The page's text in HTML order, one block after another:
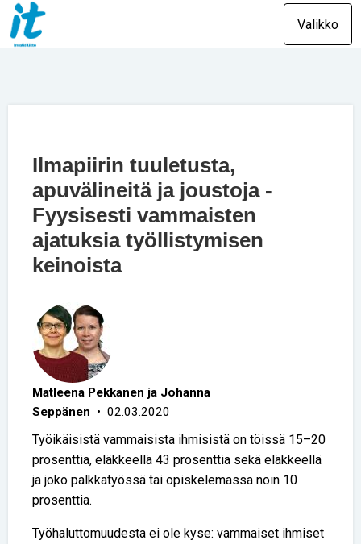
Valikko
Ilmapiirin tuuletusta,
apuvälineitä ja joustoja -
Fyysisesti vammaisten
ajatuksia työllistymisen
keinoista
Matleena Pekkanen ja Johanna
Seppänen • 02.03.2020
Työikäisistä vammaisista ihmisistä on töissä 15–20
prosenttia, eläkkeellä 43 prosenttia sekä eläkkeellä
ja joko palkkatyössä tai opiskelemassa noin 10
prosenttia.
Työhaluttomuudesta ei ole kyse: vammaiset ihmiset